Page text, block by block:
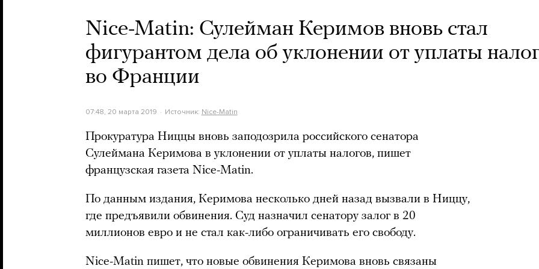
Nice-Matin: Сулейман Керимов вновь стал
фигурантом дела об уклонении от уплаты
во Франции
07:48, 20 марта 2019 Источник: Nice-Matin
Прокуратура Ниццы вновь заподозрила российского сенатора
Сулеймана Керимова в уклонении от уплаты налогов, пишет
французская газета Nice-Matin.
По данным издания, Керимова несколько дней назад вызвали в Ниццу,
где предъявили обвинения. Суд назначил сенатору залог в 20
миллионов евро и не стал как-либо ограничивать его свободу.
Nice-Matin пишет, что новые обвинения Керимова вновь связаны